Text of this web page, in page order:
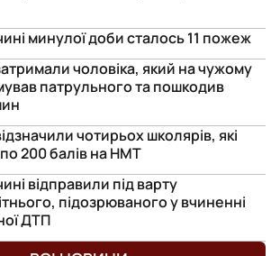
минулої доби сталось 11 пожеж
чоловіка, який на чужому
патрульного та пошкодив
чотирьох школярів, які
200 балів на НМТ
відправили під варту
підозрюваного у вчиненні
ДТП